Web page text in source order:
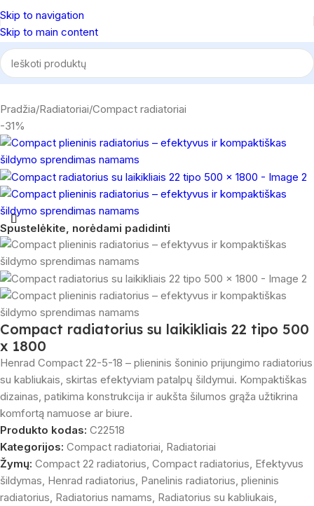
Skip to navigation
Skip to main content
Pradžia/Radiatoriai/Compact radiatoriai
-31%
Spustelėkite, norėdami padidinti
Compact radiatorius su laikikliais 22 tipo 500
x 1800
Henrad Compact 22-5-18 – plieninis šoninio prijungimo radiatorius
su kabliukais, skirtas efektyviam patalpų šildymui. Kompaktiškas
dizainas, patikima konstrukcija ir aukšta šilumos grąža užtikrina
komfortą namuose ar biure.
Produkto kodas: C22518
Kategorijos: Compact radiatoriai, Radiatoriai
Žymų: Compact 22 radiatorius, Compact radiatorius, Efektyvus
šildymas, Henrad radiatorius, Panelinis radiatorius, plieninis
radiatorius, Radiatorius namams, Radiatorius su kabliukais,